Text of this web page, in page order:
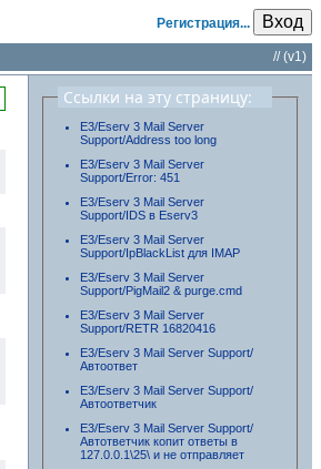
Регистрация... Вход
//(v1)
Ссылки на эту страницу:
E3/Eserv 3 Mail Server
Support/Address too long
E3/Eserv 3 Mail Server
Support/Error: 451
E3/Eserv 3 Mail Server
Support/IDS в Eserv3
E3/Eserv 3 Mail Server
Support/IpBlackList для IMAP
E3/Eserv 3 Mail Server
Support/PigMail2 & purge.cmd
E3/Eserv 3 Mail Server
Support/RETR 16820416
E3/Eserv 3 Mail Server Support/
Автоответ
E3/Eserv 3 Mail Server Support/
Автоответчик
E3/Eserv 3 Mail Server Support/
Автответчик копит ответы в
127.0.0.1\25\ и не отправляет